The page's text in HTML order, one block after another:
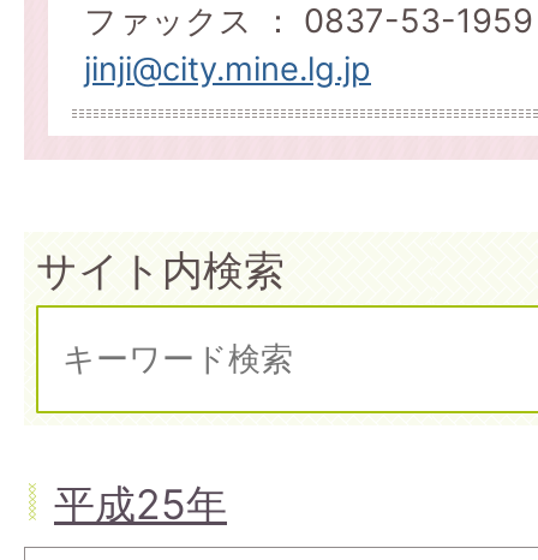
ファックス ： 0837-53-1959
jinji@city.mine.lg.jp
サイト内検索
平成25年